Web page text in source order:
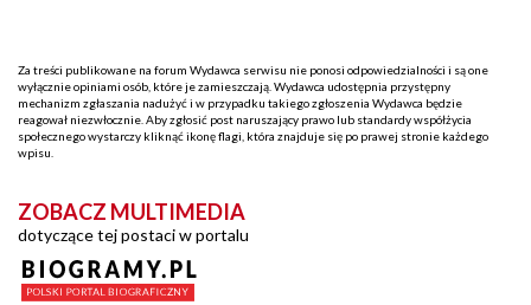
Za treści publikowane na forum Wydawca serwisu nie ponosi odpowiedzialności i są one
wyłącznie opiniami osób, które je zamieszczają. Wydawca udostępnia przystępny
mechanizm zgłaszania nadużyć i w przypadku takiego zgłoszenia Wydawca będzie
reagował niezwłocznie. Aby zgłosić post naruszający prawo lub standardy współżycia
społecznego wystarczy kliknąć ikonę flagi, która znajduje się po prawej stronie każdego
wpisu.
ZOBACZ MULTIMEDIA
dotyczące tej postaci w portalu